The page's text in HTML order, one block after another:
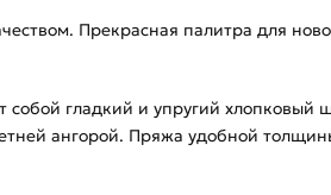
Прекрасная палитра для
гладкий и упругий хлопковый
ангорой. Пряжа удобной